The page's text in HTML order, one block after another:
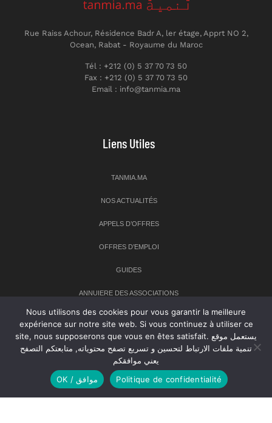
Rue Raiss Achour, Résidence Badr A, ler étage, Apprt NO 2,
Ocean, Rabat - Royaume du Maroc
Tél : +212 (0) 5 37 70 73 50
Fax : +212 (0) 5 37 70 73 50
Email : info@tanmia.ma
Liens Utiles
TANMIA.MA
NOS ACTUALITÉS
APPELS D’OFFRES
OFFRES D’EMPLOI
GUIDES
ANNUIERE DES ASSOCIATIONS
Newsletter
Inscrivez-vous à notre newsletter pour recevoir les dernières
nouvelles sur TANMIA
Nous utilisons des cookies pour vous garantir la meilleure
expérience sur notre site web. Si vous continuez à utiliser ce
site, nous supposerons que vous en êtes satisfait. يستعمل موقع
تنمية ملفات الارتباط لتحسين و تسريع تصفح محتوياته, متابعتكم التصفح
يعني موافقكم
OK / موافق
Politique de confidentialité